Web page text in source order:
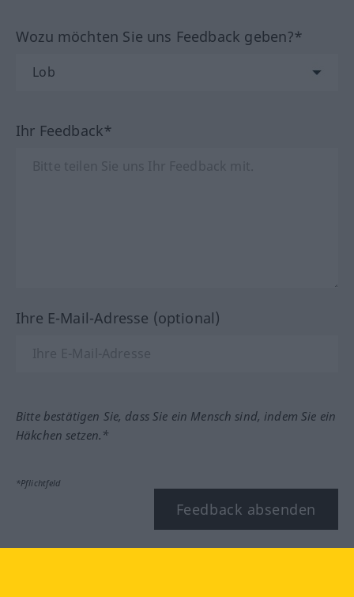
Wozu möchten Sie uns Feedback geben?*
Ihr Feedback*
Ihre E-Mail-Adresse (optional)
Bitte bestätigen Sie, dass Sie ein Mensch sind, indem Sie ein
Häkchen setzen.*
*Pflichtfeld
Feedback absenden